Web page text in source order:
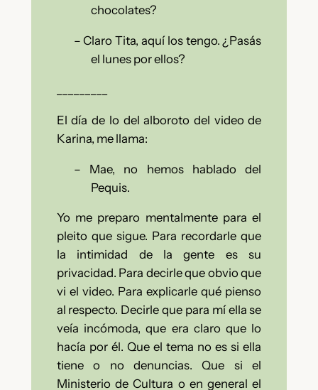
chocolates?
– Claro Tita, aquí los tengo. ¿Pasás
el lunes por ellos?
El día de lo del alboroto del video de
Karina, me llama:
–
Mae, no hemos hablado del
Pequis.
Yo me preparo mentalmente para el
pleito que sigue. Para recordarle que
la intimidad de la gente es su
privacidad. Para decirle que obvio que
vi el video. Para explicarle qué pienso
al respecto. Decirle que para mí ella se
veía incómoda, que era claro que lo
hacía por él. Que el tema no es si ella
tiene o no denuncias. Que si el
Ministerio de Cultura o en general el